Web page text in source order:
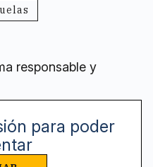
responsable y
para poder